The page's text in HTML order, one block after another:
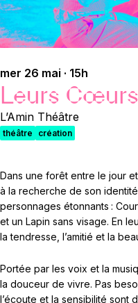
Leurs
mer 26 mai · 15h
L’Amin Théâtre
théâtre création
Dans une forêt entre le jour
à la recherche de son
personnages étonnants :
et un Lapin sans visage. En
la tendresse, l’amitié et la
Portée par les voix et la
la douceur de vivre. Pas
l’écoute et la sensibilité sont